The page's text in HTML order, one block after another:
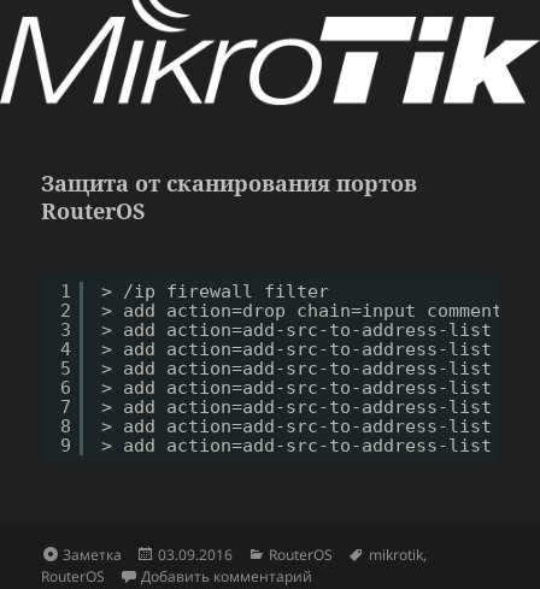
Защита от сканирования портов
RouterOS
1
2
3
4
5
6
7
8
9
> /ip
firewall filter
> add action=drop chain=input comment=
> add action=add-src-to-address-list
> add action=add-src-to-address-list
> add action=add-src-to-address-list
> add action=add-src-to-address-list
> add action=add-src-to-address-list
> add action=add-src-to-address-list
> add action=add-src-to-address-list
Формат
Заметка Опубликовано
03.09.2016 Рубрики
RouterOS Метки
mikrotik,
RouterOS
Добавить комментарий